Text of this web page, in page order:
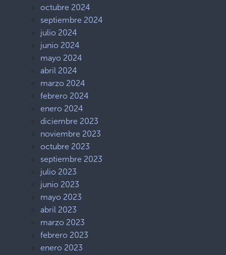
octubre 2024
septiembre 2024
julio 2024
junio 2024
mayo 2024
abril 2024
marzo 2024
febrero 2024
enero 2024
diciembre 2023
noviembre 2023
octubre 2023
septiembre 2023
julio 2023
junio 2023
mayo 2023
abril 2023
marzo 2023
febrero 2023
enero 2023